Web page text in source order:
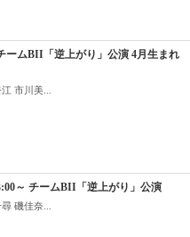
ームBII「逆上がり」公演 4月生まれ
市川美...
～ チームBII「逆上がり」公演
磯佳奈...